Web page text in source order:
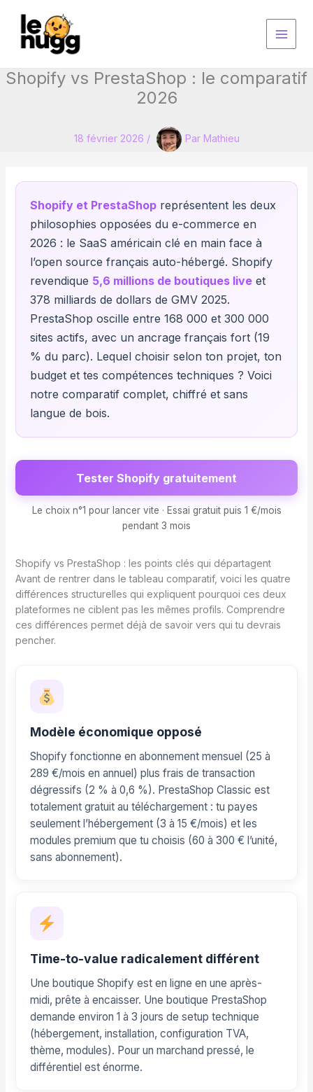
contenu
Shopify vs PrestaShop : le comparatif
2026
18 février 2026 / Par Mathieu
Shopify et PrestaShopreprésentent les deux
philosophies opposées du e-commerce en
2026 : le SaaS américain clé en main face à
l’open source français auto-hébergé. Shopify
revendique 5,6 millions de boutiques liveet
378 milliards de dollars de GMV 2025.
PrestaShop oscille entre 168 000 et 300 000
sites actifs, avec un ancrage français fort (19
% du parc). Lequel choisir selon ton projet, ton
budget et tes compétences techniques ? Voici
notre comparatif complet, chiffré et sans
langue de bois.
Tester Shopify gratuitement
Le choix n°1 pour lancer vite · Essai gratuit puis 1 €/mois
pendant 3 mois
Shopify vs PrestaShop : les points clés qui départagent
Avant de rentrer dans le tableau comparatif, voici les quatre
différences structurelles qui expliquent pourquoi ces deux
plateformes ne ciblent pas les mêmes profils. Comprendre
ces différences permet déjà de savoir vers qui tu devrais
pencher.
Modèle économique opposé
Shopify fonctionne en abonnement mensuel (25 à
289 €/mois en annuel) plus frais de transaction
dégressifs (2 % à 0,6 %). PrestaShop Classic est
totalement gratuit au téléchargement : tu payes
seulement l’hébergement (3 à 15 €/mois) et les
modules premium que tu choisis (60 à 300 € l’unité,
sans abonnement).
Time-to-value radicalement différent
Une boutique Shopify est en ligne en une après-
midi, prête à encaisser. Une boutique PrestaShop
demande environ 1 à 3 jours de setup technique
(hébergement, installation, configuration TVA,
thème, modules). Pour un marchand pressé, le
différentiel est énorme.